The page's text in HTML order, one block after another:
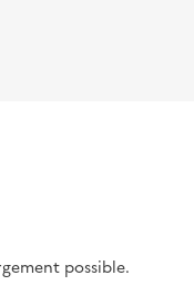
possible.